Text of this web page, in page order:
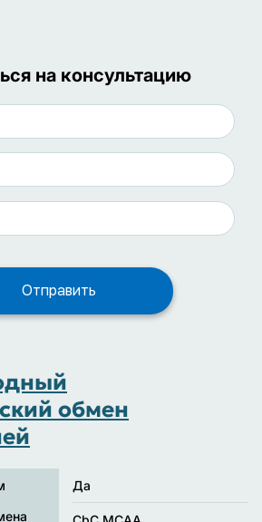
на консультацию
обмен
Да